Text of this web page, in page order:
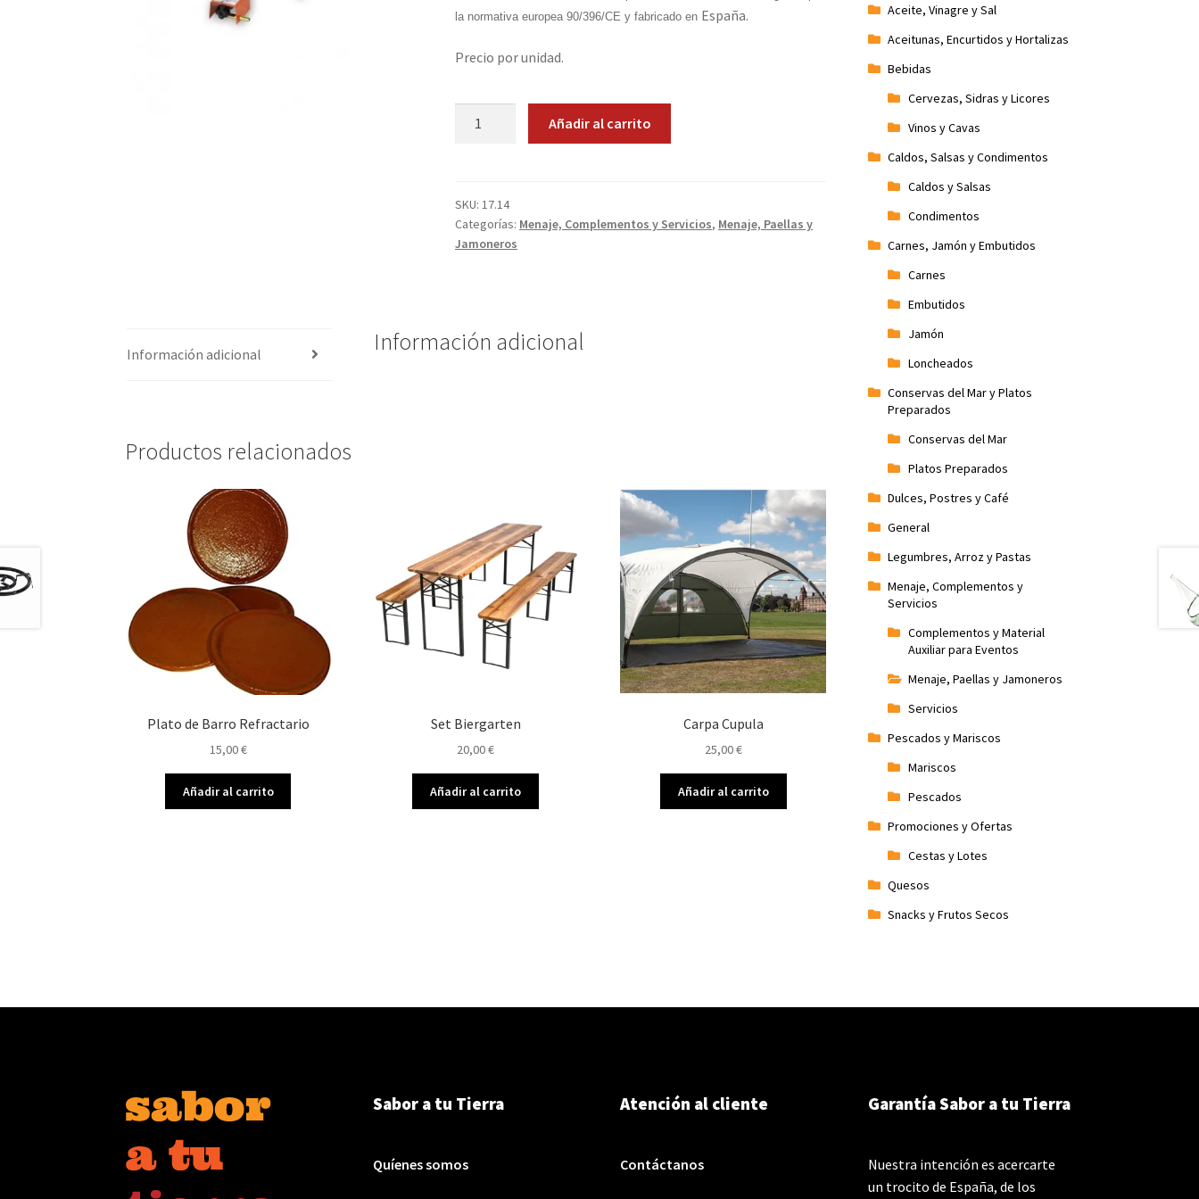
la normativa europea 90/396/CE y fabricado en España.
Precio por unidad.
Añadir al carrito
SKU:17.14
Categorías: Menaje, Complementos y Servicios, Menaje, Paellas y
Jamoneros
Información adicional Información adicional
Productos relacionados
Plato de Barro Refractario
15,00€
Añadir al carrito
Set Biergarten
20,00€
Añadir al carrito
Carpa Cupula
25,00€
Añadir al carrito
Aceite, Vinagre y Sal
Aceitunas, Encurtidos y Hortalizas
Bebidas
Cervezas, Sidras y Licores
Vinos y Cavas
Caldos, Salsas y Condimentos
Caldos y Salsas
Condimentos
Carnes, Jamón y Embutidos
Carnes
Embutidos
Jamón
Loncheados
Conservas del Mar y Platos
Preparados
Conservas del Mar
Platos Preparados
Dulces, Postres y Café
General
Legumbres, Arroz y Pastas
Menaje, Complementos y
Servicios
Complementos y Material
Auxiliar para Eventos
Menaje, Paellas y Jamoneros
Servicios
Pescados y Mariscos
Mariscos
Pescados
Promociones y Ofertas
Cestas y Lotes
Quesos
Snacks y Frutos Secos
Sabor a tu Tierra
Quíenes somos
Atención al cliente
Contáctanos
Garantía Sabor a tu Tierra
Nuestra intención es acercarte
un trocito de España, de los